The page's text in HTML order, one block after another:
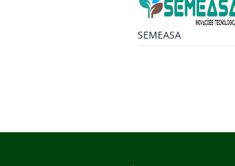
SEMEASA